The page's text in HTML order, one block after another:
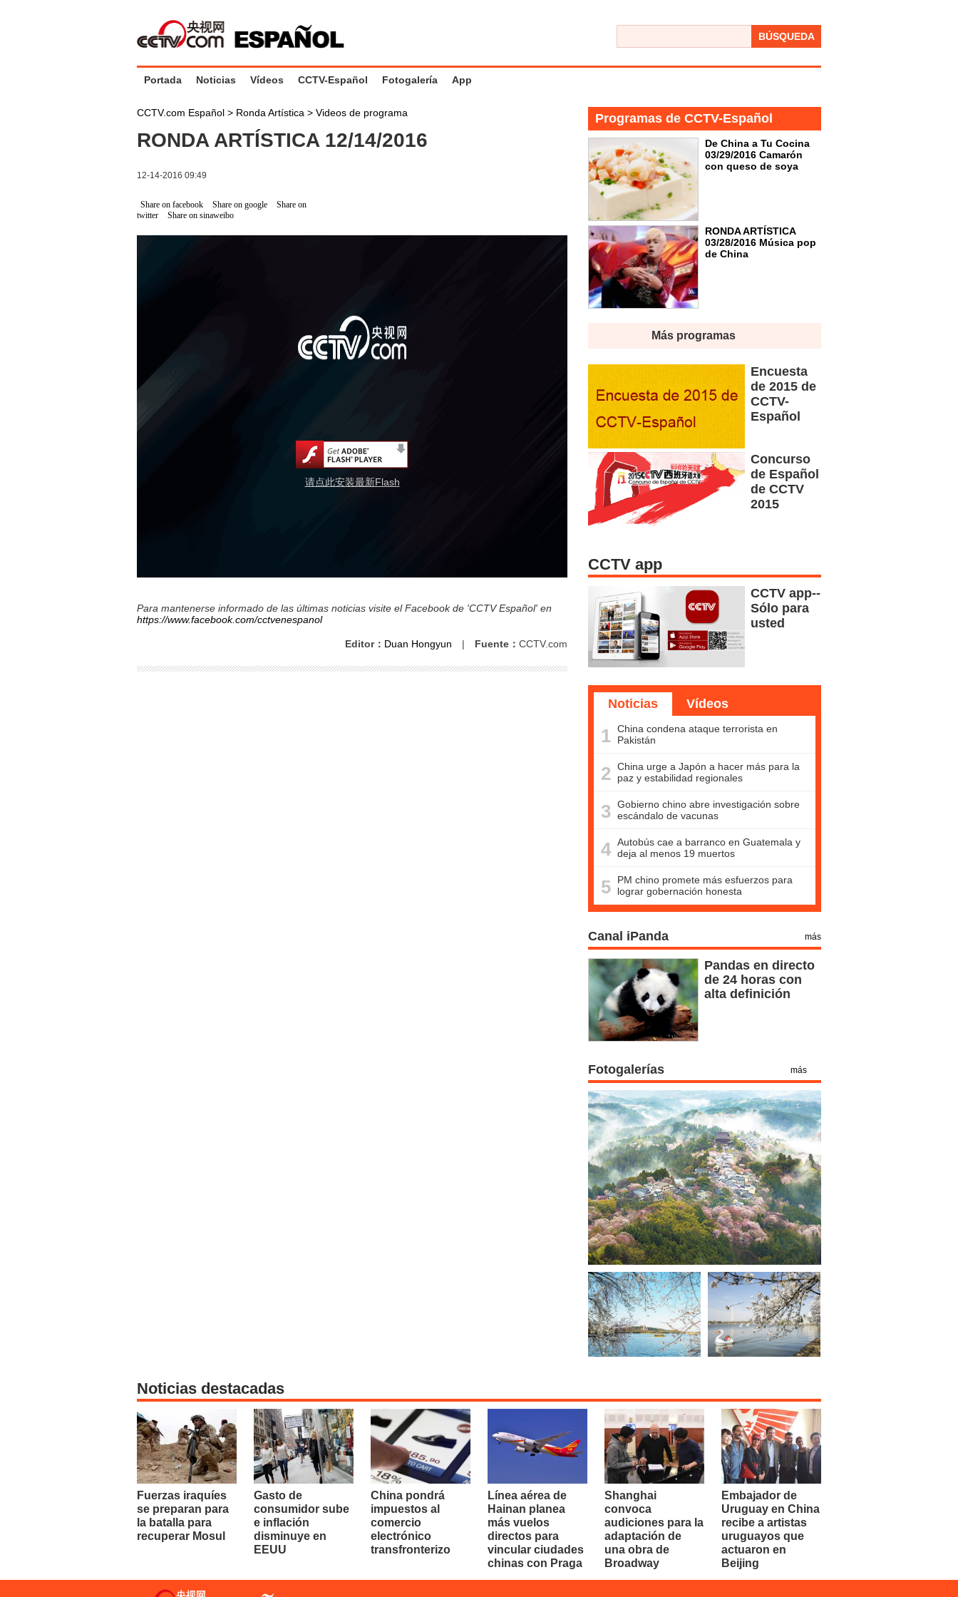
BÚSQUEDA
Portada Noticias Vídeos CCTV-Español Fotogalería App
CCTV.com Español > Ronda Artística > Videos de programa
RONDA ARTÍSTICA 12/14/2016
12-14-2016 09:49
Share on facebook Share on google
Share on
twitter
Share on sinaweibo
请点此安装最新Flash
Para mantenerse informado de las últimas noticias visite el Facebook de 'CCTV Español' en
https://www.facebook.com/cctvenespanol
Editor： Duan Hongyun | Fuente： CCTV.com
Programas de CCTV-Español
De China a Tu Cocina
03/29/2016 Camarón
con queso de soya
RONDA ARTÍSTICA
03/28/2016 Música pop
de China
Más programas
Encuesta
de 2015 de
CCTV-
Español
Concurso
de Español
de CCTV
2015
CCTV app
CCTV app--
Sólo para
usted
Noticias Vídeos
1 China condena ataque terrorista en
Pakistán
2 China urge a Japón a hacer más para la
paz y estabilidad regionales
3 Gobierno chino abre investigación sobre
escándalo de vacunas
4 Autobús cae a barranco en Guatemala y
deja al menos 19 muertos
5
PM chino promete más esfuerzos para
lograr gobernación honesta
Canal iPanda más
Pandas en directo
de 24 horas con
alta definición
Fotogalerías más
Noticias destacadas
Fuerzas iraquíes
se preparan para
la batalla para
recuperar Mosul
Gasto de
consumidor sube
e inflación
disminuye en
EEUU
China pondrá
impuestos al
comercio
electrónico
transfronterizo
Línea aérea de
Hainan planea
más vuelos
directos para
vincular ciudades
chinas con Praga
Shanghai
convoca
audiciones para la
adaptación de
una obra de
Broadway
Embajador de
Uruguay en China
recibe a artistas
uruguayos que
actuaron en
Beijing